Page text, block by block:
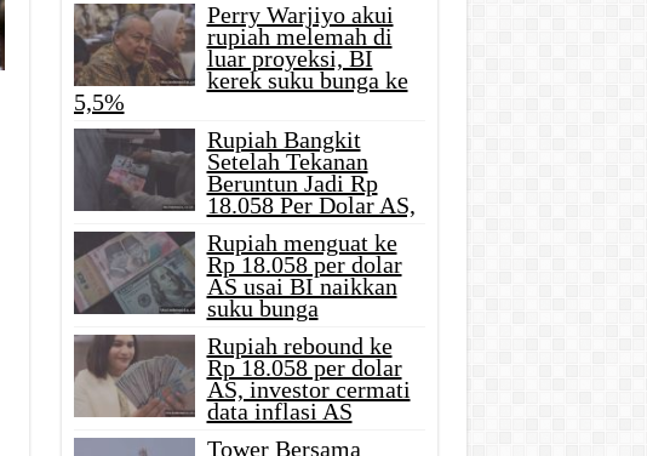
Perry Warjiyo akui
rupiah melemah di
luar proyeksi, BI
kerek suku bunga ke
5,5%
Rupiah Bangkit
Setelah Tekanan
Beruntun Jadi Rp
18.058 Per Dolar AS,
Rupiah menguat ke
Rp 18.058 per dolar
AS usai BI naikkan
suku bunga
Rupiah rebound ke
Rp 18.058 per dolar
AS, investor cermati
data inflasi AS
Tower Bersama